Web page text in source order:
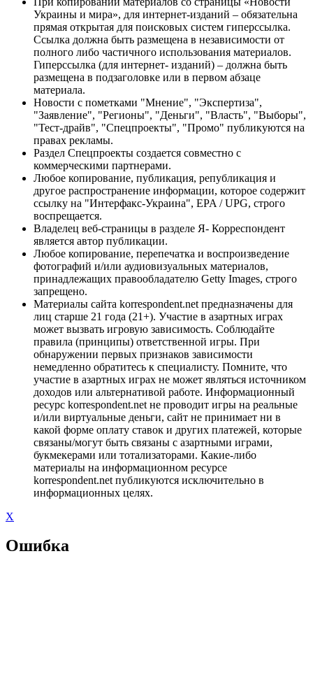
Украины и мира», для интернет-изданий – обязательна
прямая открытая для поисковых систем гиперссылка.
Ссылка должна быть размещена в независимости от
полного либо частичного использования материалов.
Гиперссылка (для интернет- изданий) – должна быть
размещена в подзаголовке или в первом абзаце
материала.
Новости с пометками "Мнение", "Экспертиза",
"Заявление", "Регионы", "Деньги", "Власть", "Выборы",
"Тест-драйв", "Спецпроекты", "Промо" публикуются на
правах рекламы.
Раздел Спецпроекты создается совместно с
коммерческими партнерами.
Любое копирование, публикация, републикация и
другое распространение информации, которое содержит
ссылку на "Интерфакс-Украина", EPA / UPG, строго
воспрещается.
Владелец веб-страницы в разделе Я- Корреспондент
является автор публикации.
Любое копирование, перепечатка и воспроизведение
фотографий и/или аудиовизуальных материалов,
принадлежащих правообладателю Getty Images, строго
запрещено.
Материалы сайта korrespondent.net предназначены для
лиц старше 21 года (21+). Участие в азартных играх
может вызвать игровую зависимость. Соблюдайте
правила (принципы) ответственной игры. При
обнаружении первых признаков зависимости
немедленно обратитесь к специалисту. Помните, что
участие в азартных играх не может являться источником
доходов или альтернативой работе. Информационный
ресурс korrespondent.net не проводит игры на реальные
и/или виртуальные деньги, сайт не принимает ни в
какой форме оплату ставок и других платежей, которые
связаны/могут быть связаны с азартными играми,
букмекерами или тотализаторами. Какие-либо
материалы на информационном ресурсе
korrespondent.net публикуются исключительно в
информационных целях.
X
Ошибка